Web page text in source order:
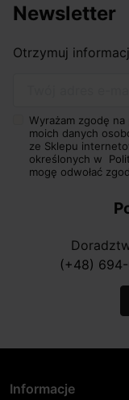
Newsletter
Otrzymuj
Wyrażam zgodę na
moich danych
ze Sklepu
określonych w
mogę odwołać
(+48)
Informacje